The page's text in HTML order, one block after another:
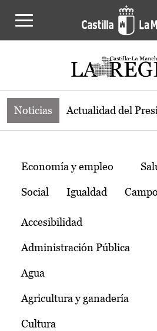
Noticias de la región
Noticias Actualidad del
Temas
Economía y empleo
Social Igualdad Campo
Accesibilidad
Administración Pública
Agua
Agricultura y ganadería
Cultura